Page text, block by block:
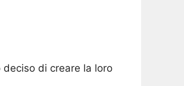
di creare la loro